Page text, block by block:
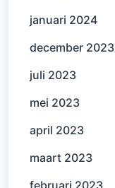
januari 2024
december 2023
juli 2023
mei 2023
april 2023
maart 2023
februari 2023